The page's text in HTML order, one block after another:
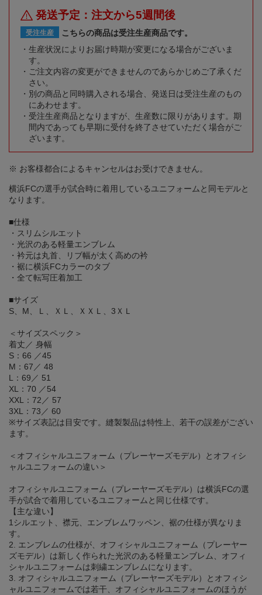
発送予定：注文から5週間後
受注生産
こちらの商品は受注生産商品です。
生産状況によりお届け時期が変更になる場合がございま
す。
ご注文内容の変更ができませんのであらかじめご了承くだ
さい。
別の商品と同時購入される場合、発送日は受注生産のもの
にあわせます。
受注生産商品となりますが、生産数に限りがあります。期
間内であっても早期に受付を終了させていただく場合がご
ざいます。
※ お客様都合によるキャンセルはお受けできません。
横浜FCの選手が試合時に着用しているユニフォームと同モデルと
なります。
■仕様
・スリムシルエット
・光沢のある軽量エンブレム
・衿元は丸首、リブ幅が太く高めの衿
・裾に横浜FCカラーのタブ
・全て転写圧着加工
■サイズ
S、M、Ｌ、ＸＬ、ＸＸＬ、3ＸＬ
＜サイズスペック＞
着丈／ 身幅
S：66 ／45
M：67／ 48
L：69／ 51
XL：70 ／54
XXL：72／ 57
3XL：73／ 60
※サイズ表記は目安です。縫製製品は特性上、若干の誤差がござい
ます。
＜オフィシャルユニフォーム（プレーヤーズモデル）とオフィシ
ャルユニフォームの違い＞
オフィシャルユニフォーム（プレーヤーズモデル）は横浜FCの選
手が試合で着用しているユニフォームと同じ仕様です。
【主な違い】
1シルエット、襟元、エンブレムワッペン、裾の仕様が異なりま
す。
2. エンブレムの仕様が、オフィシャルユニフォーム（プレーヤー
ズモデル）は新しく作られた光沢のある軽量エンブレム、オフィ
シャルユニフォームは刺繍エンブレムになります。
3. オフィシャルユニフォーム（プレーヤーズモデル）とオフィシ
ャルユニフォームでは若干、オフィシャルユニフォームのほうが